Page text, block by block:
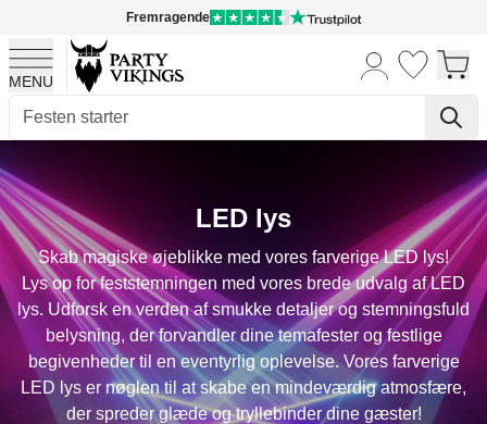
Fremragende
MENU
LED lys
Skab magiske øjeblikke med vores farverige LED lys!
Lys op for feststemningen med vores brede udvalg af LED
lys. Udforsk en verden af smukke detaljer og stemningsfuld
belysning, der forvandler dine temafester og festlige
begivenheder til en eventyrlig oplevelse. Vores farverige
LED lys er nøglen til at skabe en mindeværdig atmosfære,
der spreder glæde og tryllebinder dine gæster!